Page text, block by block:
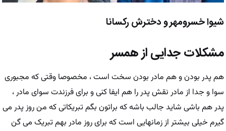
شیوا خسرومهر و دخترش رکسانا
مشکلات جدایی از همسر
هم پدر بودن و هم مادر بودن سخت است ، مخصوصا وقتی که مجبوری
سوا و جدا از مادر نقش پدر را هم ایفا کنی و برای فرزندت سوای مادر ،
پدر هم باشی شاید جالب باشه که براتون بگم تبریکاتی که من روز پدر می
گیرم خیلی بیشتر از زمانهایی است که برای روز مادر بهم تبریک می گن